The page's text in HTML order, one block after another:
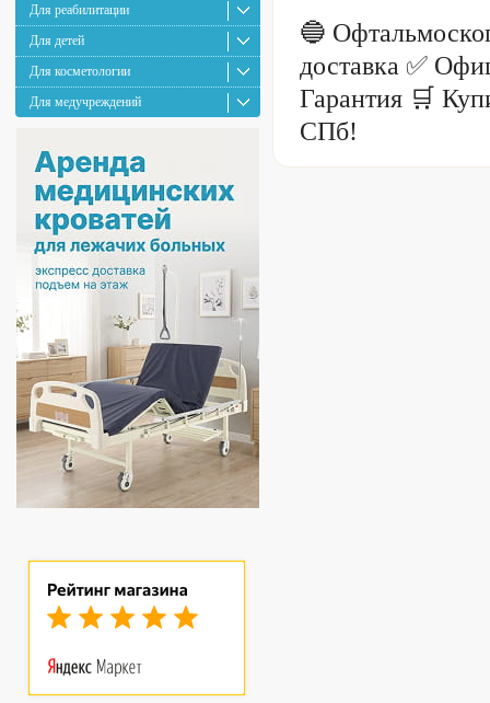
Для реабилитации
Для детей
Для косметологии
Для медучреждений
🔵
доставка ✅
Гарантия 🛒
СПб!